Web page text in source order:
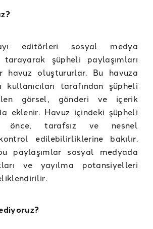
editörleri sosyal medya
tarayarak şüpheli paylaşımları
havuz oluştururlar. Bu havuza
tarafından şüpheli
görsel, gönderi ve içerik
eklenir. Havuz içindeki şüpheli
önce, tarafsız ve nesnel
edilebilirliklerine bakılır.
paylaşımlar sosyal medyada
ve yayılma potansiyelleri